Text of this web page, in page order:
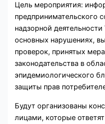
Цель мероприятия:
предпринимательского
надзорной
основных нарушениях,
проверок, принятых
законодательства в
эпидемиологического
защиты прав
Будут организованы
лицами, которые